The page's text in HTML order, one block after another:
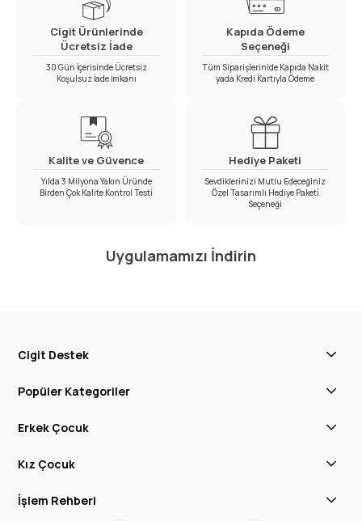
Cigit Ürünlerinde
Ücretsiz İade
30 Gün İçerisinde Ücretsiz
Koşulsuz İade İmkanı
Kapıda Ödeme
Seçeneği
Tüm Siparişlerinide Kapıda Nakit
yada Kredi Kartıyla Ödeme
Kalite ve Güvence
Yılda 3 Milyona Yakın Üründe
Birden Çok Kalite Kontrol Testi
Hediye Paketi
Sevdiklerinizi Mutlu Edeceğiniz
Özel Tasarımlı Hediye Paketi
Seçeneği
Uygulamamızı İndirin
Cigit Destek
Popüler Kategoriler
Erkek Çocuk
Kız Çocuk
İşlem Rehberi